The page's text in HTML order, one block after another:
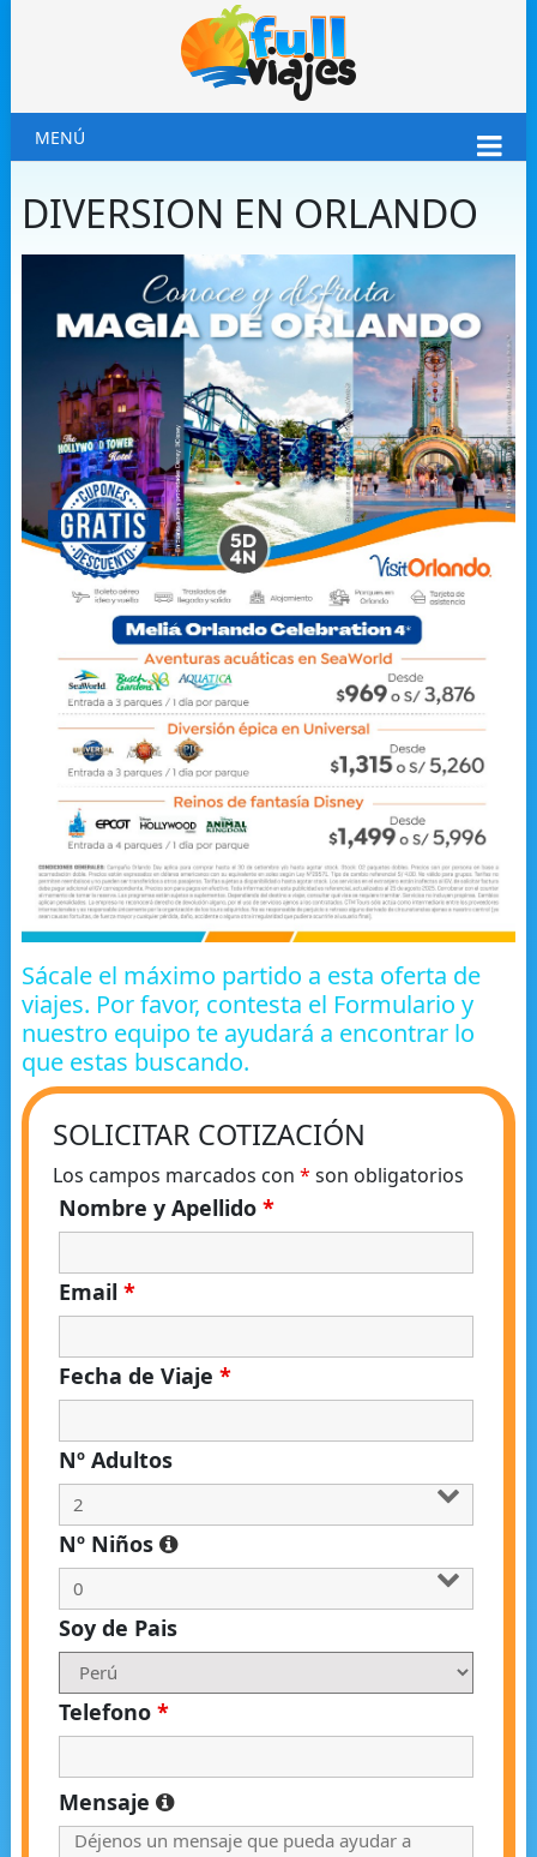
MENÚ
DIVERSION EN ORLANDO
Sácale el máximo partido a esta oferta de
viajes. Por favor, contesta el Formulario y
nuestro equipo te ayudará a encontrar lo
que estas buscando.
SOLICITAR COTIZACIÓN
Los campos marcados con * son obligatorios
Nombre y Apellido *
Email *
Fecha de Viaje *
Nº Adultos
Nº Niños
Soy de Pais
Telefono *
Mensaje